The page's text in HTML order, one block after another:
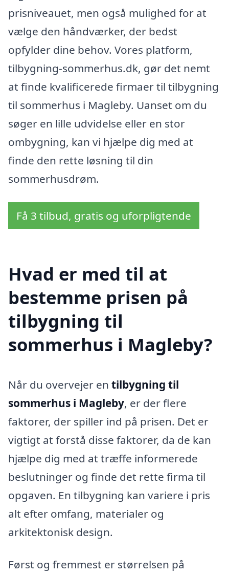
prisniveauet, men også mulighed for at
vælge den håndværker, der bedst
opfylder dine behov. Vores platform,
tilbygning-sommerhus.dk, gør det nemt
at finde kvalificerede firmaer til tilbygning
til sommerhus i Magleby. Uanset om du
søger en lille udvidelse eller en stor
ombygning, kan vi hjælpe dig med at
finde den rette løsning til din
sommerhusdrøm.
Få 3 tilbud, gratis og uforpligtende
Hvad er med til at
bestemme prisen på
tilbygning til
sommerhus i Magleby?
Når du overvejer en tilbygning til
sommerhus i Magleby, er der flere
faktorer, der spiller ind på prisen. Det er
vigtigt at forstå disse faktorer, da de kan
hjælpe dig med at træffe informerede
beslutninger og finde det rette firma til
opgaven. En tilbygning kan variere i pris
alt efter omfang, materialer og
arkitektonisk design.
Først og fremmest er størrelsen på